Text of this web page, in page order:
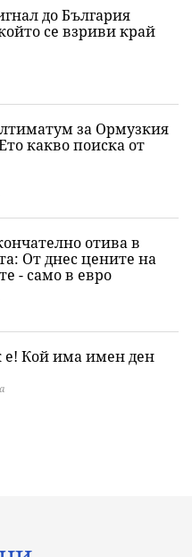
до България
се взриви край
за Ормузкия
какво поиска от
отива в
Oт днес цените на
- само в евро
е! Кой има имен ден